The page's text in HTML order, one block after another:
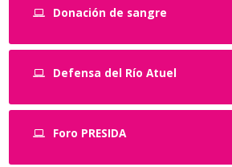
Donación de sangre
Defensa del Río Atuel
Foro PRESIDA